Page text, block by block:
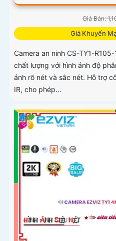
Giá Bán:
Giá Khuyến
Camera an ninh CS-TY1-
chất lượng với hình ảnh độ
ảnh rõ nét và sắc nét. Hỗ trợ
IR, cho phép...